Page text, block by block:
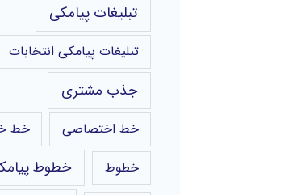
تبلیغات پیامکی
تبلیغات پیامکی انتخابات
جذب مشتری
خط اختصاصی
خط
خطوط
خطوط